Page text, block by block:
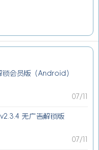
锁会员版（Android）
07/11
无广告解锁版
07/11